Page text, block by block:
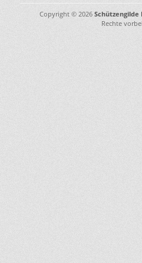
Copyright © 2026 Schützengilde
Rechte